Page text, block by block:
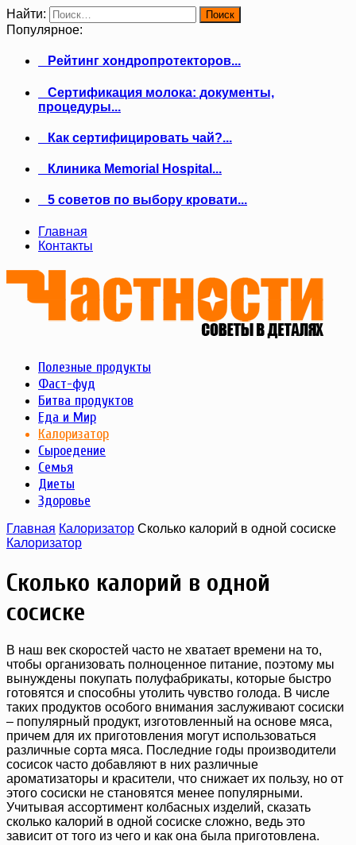
Найти:
Популярное:
Рейтинг хондропротекторов...
Сертификация молока: документы,
процедуры...
Как сертифицировать чай?...
Клиника Memorial Hospital...
5 советов по выбору кровати...
Главная
Контакты
Полезные продукты
Фаст-фуд
Битва продуктов
Еда и Мир
Калоризатор
Сыроедение
Семья
Диеты
Здоровье
Главная Калоризатор Сколько калорий в одной сосиске
Калоризатор
Сколько калорий в одной
сосиске
В наш век скоростей часто не хватает времени на то,
чтобы организовать полноценное питание, поэтому мы
вынуждены покупать полуфабрикаты, которые быстро
готовятся и способны утолить чувство голода. В числе
таких продуктов особого внимания заслуживают сосиски
– популярный продукт, изготовленный на основе мяса,
причем для их приготовления могут использоваться
различные сорта мяса. Последние годы производители
сосисок часто добавляют в них различные
ароматизаторы и красители, что снижает их пользу, но от
этого сосиски не становятся менее популярными.
Учитывая ассортимент колбасных изделий, сказать
сколько калорий в одной сосиске сложно, ведь это
зависит от того из чего и как она была приготовлена.